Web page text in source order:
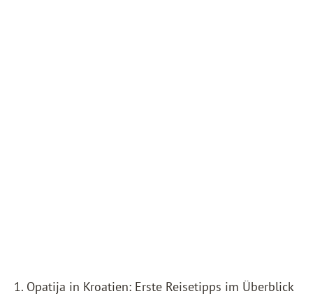
1. Opatija in Kroatien: Erste Reisetipps im Überblick